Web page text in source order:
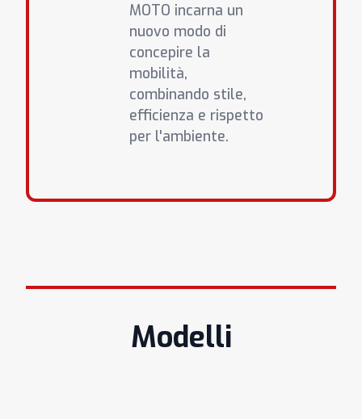
MOTO incarna un
nuovo modo di
concepire la
mobilità,
combinando stile,
efficienza e rispetto
per l'ambiente.
Modelli